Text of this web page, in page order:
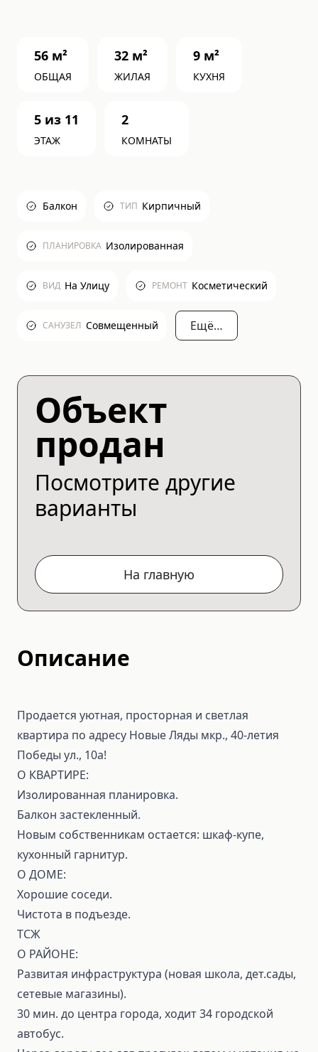
56 м²
ОБЩАЯ
32 м²
ЖИЛАЯ
9 м²
КУХНЯ
5 из 11
ЭТАЖ
2
КОМНАТЫ
Балкон ТИП Кирпичный
ПЛАНИРОВКА Изолированная
ВИД На Улицу РЕМОНТ Косметический
САНУЗЕЛ Совмещенный Ещё…
Объект
продан
Посмотрите другие
варианты
На главную
Описание
Продается уютная, просторная и светлая
квартира по адресу Новые Ляды мкр., 40-летия
Победы ул., 10а!
О КВАРТИРЕ:
Изолированная планировка.
Балкон застекленный.
Новым собственникам остается: шкаф-купе,
кухонный гарнитур.
О ДОМЕ:
Хорошие соседи.
Чистота в подъезде.
ТСЖ
О РАЙОНЕ:
Развитая инфраструктура (новая школа, дет.сады,
сетевые магазины).
30 мин. до центра города, ходит 34 городской
автобуc.